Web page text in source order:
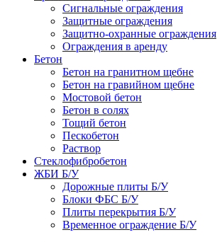
Сигнальные ограждения
Защитные ограждения
Защитно-охранные ограждения
Ограждения в аренду
Бетон
Бетон на гранитном щебне
Бетон на гравийном щебне
Мостовой бетон
Бетон в солях
Тощий бетон
Пескобетон
Раствор
Стеклофибробетон
ЖБИ Б/У
Дорожные плиты Б/У
Блоки ФБС Б/У
Плиты перекрытия Б/У
Временное ограждение Б/У